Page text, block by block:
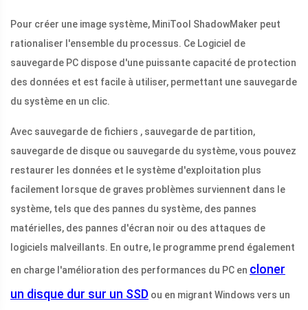
Pour créer une image système, MiniTool ShadowMaker peut
rationaliser l'ensemble du processus. Ce Logiciel de
sauvegarde PC dispose d'une puissante capacité de protection
des données et est facile à utiliser, permettant une sauvegarde
du système en un clic.
Avec sauvegarde de fichiers , sauvegarde de partition,
sauvegarde de disque ou sauvegarde du système, vous pouvez
restaurer les données et le système d'exploitation plus
facilement lorsque de graves problèmes surviennent dans le
système, tels que des pannes du système, des pannes
matérielles, des pannes d'écran noir ou des attaques de
logiciels malveillants. En outre, le programme prend également
en charge l'amélioration des performances du PC en cloner
un disque dur sur un SSD ou en migrant Windows vers un